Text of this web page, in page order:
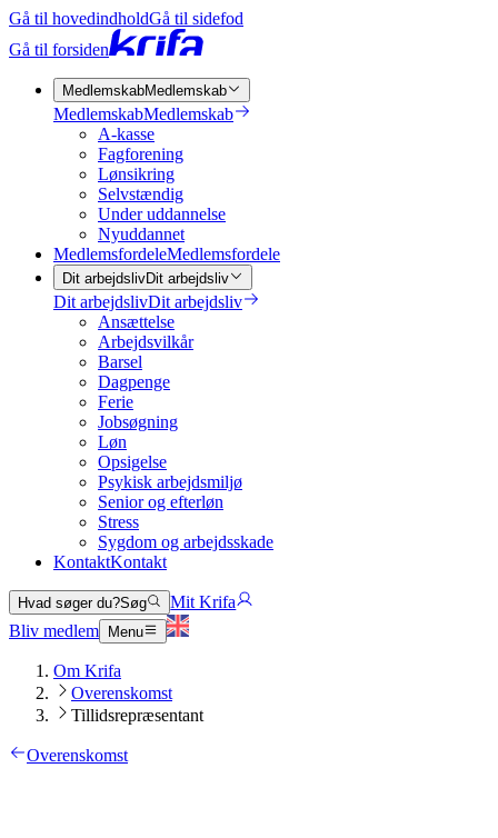
Gå til hovedindholdGå til sidefod
Gå til forsiden
MedlemskabMedlemskab
MedlemskabMedlemskab
A-kasse
Fagforening
Lønsikring
Selvstændig
Under uddannelse
Nyuddannet
MedlemsfordeleMedlemsfordele
Dit arbejdslivDit arbejdsliv
Dit arbejdslivDit arbejdsliv
Ansættelse
Arbejdsvilkår
Barsel
Dagpenge
Ferie
Jobsøgning
Løn
Opsigelse
Psykisk arbejdsmiljø
Senior og efterløn
Stress
Sygdom og arbejdsskade
KontaktKontakt
Hvad søger du?Søg
Mit Krifa
Bliv medlem
Menu
Om Krifa
Overenskomst
Tillidsrepræsentant
Overenskomst